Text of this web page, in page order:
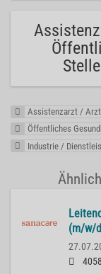
Assistenzarzt /
Öffentliches
Industrie /
(m/w/